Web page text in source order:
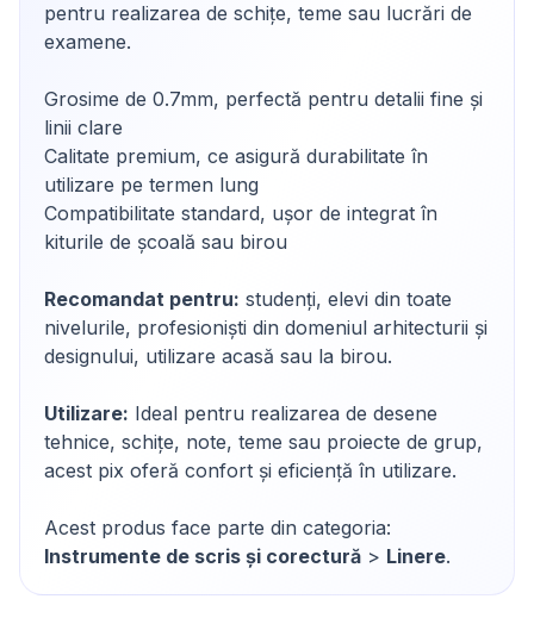
pentru realizarea de schițe, teme sau lucrări de
examene.
Grosime de 0.7mm, perfectă pentru detalii fine și
linii clare
Calitate premium, ce asigură durabilitate în
utilizare pe termen lung
Compatibilitate standard, ușor de integrat în
kiturile de școală sau birou
Recomandat pentru: studenți, elevi din toate
nivelurile, profesioniști din domeniul arhitecturii și
designului, utilizare acasă sau la birou.
Utilizare: Ideal pentru realizarea de desene
tehnice, schițe, note, teme sau proiecte de grup,
acest pix oferă confort și eficiență în utilizare.
Acest produs face parte din categoria:
Instrumente de scris și corectură > Linere.